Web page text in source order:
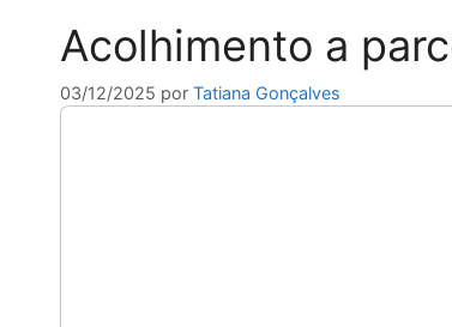
Acolhimento a
03/12/2025 por Tatiana Gonçalves